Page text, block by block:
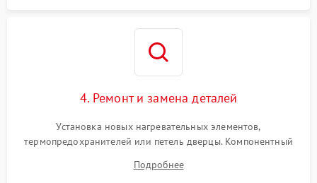
4. Ремонт и замена деталей
Установка новых нагревательных элементов,
термопредохранителей или петель дверцы. Компонентный
выгоревших реле, восстановление контактов и замена
Подробнее